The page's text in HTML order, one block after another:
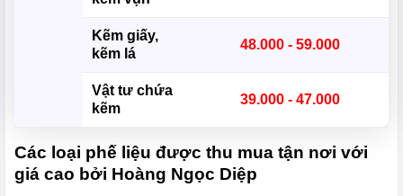
Kẽm giấy,
kẽm lá
48.000 - 59.000
Vật tư chứa
kẽm
39.000 - 47.000
Các loại phế liệu được thu mua tận nơi với
giá cao bởi Hoàng Ngọc Diệp